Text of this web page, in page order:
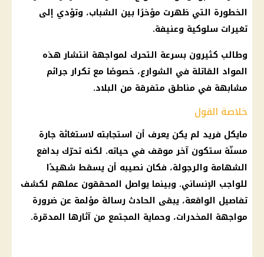
الخطورة التي ظهرت مؤخرًا بين الشباب، وتؤدي إلى
تغيرات سلوكية وعنيفة.
وطالب كثيرون بسرعة التحرك لمواجهة انتشار هذه
المواد القاتلة في الشوارع، خصوصًا مع تكرار جرائم
مشابهة في مناطق متفرقة من البلاد.
خلاصة القول
مايكل فريد لم يكن يعرف أن استجابته لاستغاثة جارة
مسنّة ستكون آخر موقف في حياته. لكنه تحرّك بدافع
الشهامة والرجولة، فكان نصيبه أن يسقط شهيدًا
للواجب الإنساني. وبينما يواصل المحققون عملهم لكشف
تفاصيل الواقعة، يبقى الحادث رسالة مؤلمة عن ضرورة
مواجهة المخدرات، وحماية المجتمع من آثارها المدمّرة.